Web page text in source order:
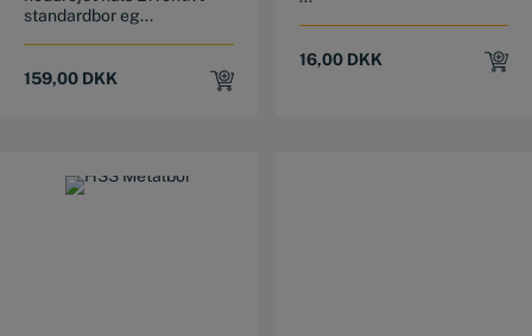
standardbor eg...
159,00 DKK
16,00 DKK